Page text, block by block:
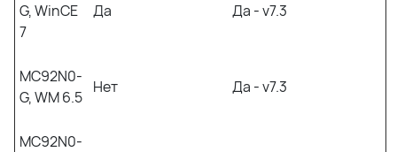
G, WinCE
7
Да Да - v7.3
MC92N0-
G, WM 6.5
Нет Да - v7.3
MC92N0-